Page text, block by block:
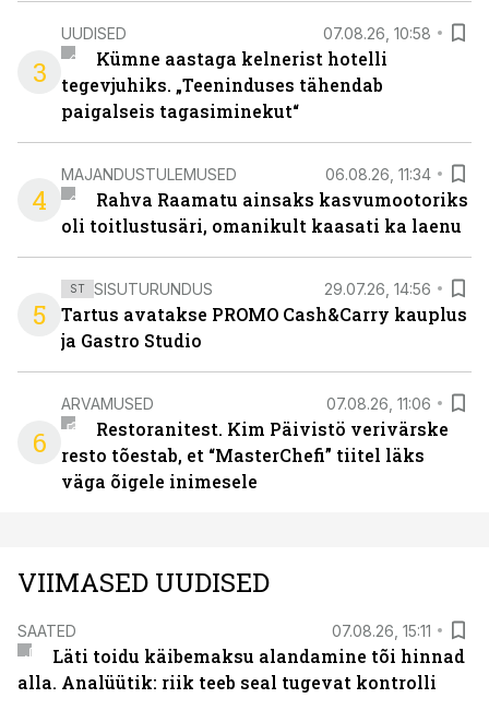
3
UUDISED 07.08.26, 10:58
Kümne aastaga kelnerist hotelli
tegevjuhiks. „Teeninduses tähendab
paigalseis tagasiminekut“
4
MAJANDUSTULEMUSED 06.08.26, 11:34
Rahva Raamatu ainsaks kasvumootoriks
oli toitlustusäri, omanikult kaasati ka laenu
5
ST SISUTURUNDUS 29.07.26, 14:56
Tartus avatakse PROMO Cash&Carry kauplus
ja Gastro Studio
6
ARVAMUSED 07.08.26, 11:06
Restoranitest. Kim Päivistö verivärske
resto tõestab, et “MasterChefi” tiitel läks
väga õigele inimesele
VIIMASED UUDISED
SAATED 07.08.26, 15:11
Läti toidu käibemaksu alandamine tõi hinnad
alla. Analüütik: riik teeb seal tugevat kontrolli